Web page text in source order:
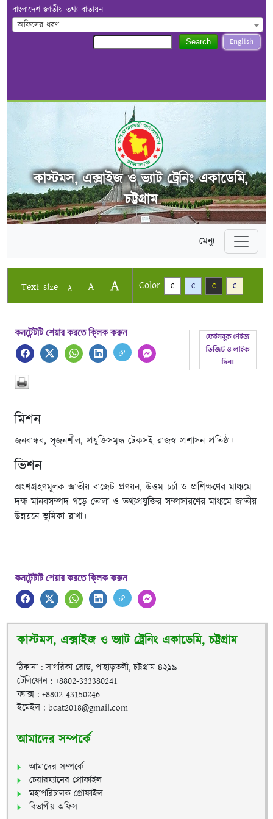
বাংলাদেশ জাতীয় তথ্য বাতায়ন
অফিসের ধরণ
English
Search
কাস্টমস, এক্সাইজ ও ভ্যাট ট্রেনিং একাডেমি,
চট্টগ্রাম
মেন্যু
Text size A A A Color C C C C
কনটেন্টটি শেয়ার করতে ক্লিক করুন
মিশন
জনবান্ধব, সৃজনশীল, প্রযুক্তিসমৃদ্ধ টেকসই রাজস্ব প্রশাসন প্রতিষ্ঠা।
ভিশন
অংশগ্রহণমূলক জাতীয় বাজেট প্রণয়ন, উত্তম চর্চা ও প্রশিক্ষণের মাধ্যমে
দক্ষ মানবসম্পদ গড়ে তোলা ও তথ্যপ্রযুক্তির সম্প্রসারণের মাধ্যমে জাতীয়
উন্নয়নে ভূমিকা রাখা।
কনটেন্টটি শেয়ার করতে ক্লিক করুন
কাস্টমস, এক্সাইজ ও ভ্যাট ট্রেনিং একাডেমি, চট্টগ্রাম
ঠিকানা : সাগরিকা রোড, পাহাড়তলী, চট্টগ্রাম-৪২১৯
টেলিফোন : +8802-333380241
ফ্যাক্স : +8802-43150246
ইমেইল : bcat2018@gmail.com
আমাদের সম্পর্কে
আমাদের সম্পর্কে
চেয়ারম্যানের প্রোফাইল
মহাপরিচালক প্রোফাইল
বিভাগীয় অফিস